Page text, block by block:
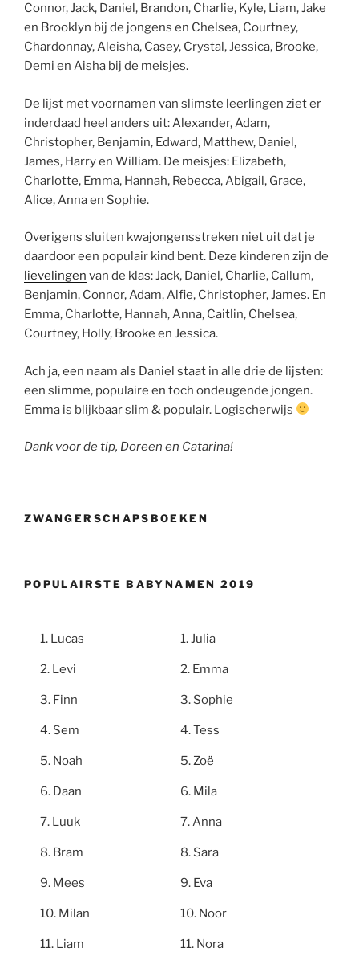
Connor, Jack, Daniel, Brandon, Charlie, Kyle, Liam, Jake
en Brooklyn bij de jongens en Chelsea, Courtney,
Chardonnay, Aleisha, Casey, Crystal, Jessica, Brooke,
Demi en Aisha bij de meisjes.
De lijst met voornamen van slimste leerlingen ziet er
inderdaad heel anders uit: Alexander, Adam,
Christopher, Benjamin, Edward, Matthew, Daniel,
James, Harry en William. De meisjes: Elizabeth,
Charlotte, Emma, Hannah, Rebecca, Abigail, Grace,
Alice, Anna en Sophie.
Overigens sluiten kwajongensstreken niet uit dat je
daardoor een populair kind bent. Deze kinderen zijn de
lievelingen van de klas: Jack, Daniel, Charlie, Callum,
Benjamin, Connor, Adam, Alfie, Christopher, James. En
Emma, Charlotte, Hannah, Anna, Caitlin, Chelsea,
Courtney, Holly, Brooke en Jessica.
Ach ja, een naam als Daniel staat in alle drie de lijsten:
een slimme, populaire en toch ondeugende jongen.
Emma is blijkbaar slim & populair. Logischerwijs
Dank voor de tip, Doreen en Catarina!
ZWANGERSCHAPSBOEKEN
POPULAIRSTE BABYNAMEN 2019
Lucas
Levi
Finn
Sem
Noah
Daan
Luuk
Bram
Mees
Milan
Liam
Julia
Emma
Sophie
Tess
Zoë
Mila
Anna
Sara
Eva
Noor
Nora